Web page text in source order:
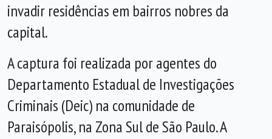
invadir residências em bairros nobres da
capital.
A captura foi realizada por agentes do
Departamento Estadual de Investigações
Criminais (Deic) na comunidade de
Paraisópolis, na Zona Sul de São Paulo. A